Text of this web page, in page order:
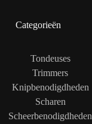
Categorieën
Tondeuses
Trimmers
Knipbenodigdheden
Scharen
Scheerbenodigdheden